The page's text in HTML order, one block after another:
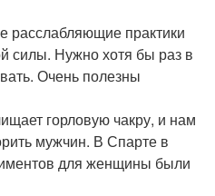
расслабляющие практики
силы. Нужно хотя бы раз в
Очень полезны
горловую чакру, и нам
мужчин. В Спарте в
для женщины были